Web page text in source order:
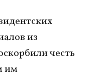
из
честь
им